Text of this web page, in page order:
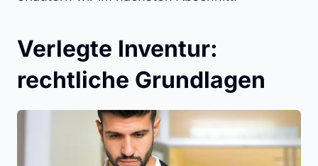
Verlegte Inventur:
rechtliche Grundlagen